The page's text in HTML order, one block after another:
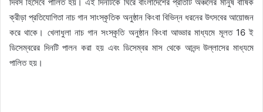
ক্রীড়া প্রতিযোগিতা নাচ গান সাংস্কৃতিক অনুষ্ঠান কিংবা বিভিন্ন ধরনের উৎসবের আয়োজন
করে থাকে। খেলাধুলা নাচ গান সংস্কৃতি অনুষ্ঠান কিংবা আড্ডার মাধ্যমে মূলত 16 ই
ডিসেম্বরের দিনটি পালন করা হয় এবং ডিসেম্বর মাস থেকে আনন্দ উল্লাসের মাধ্যমে
পালিত হয়।